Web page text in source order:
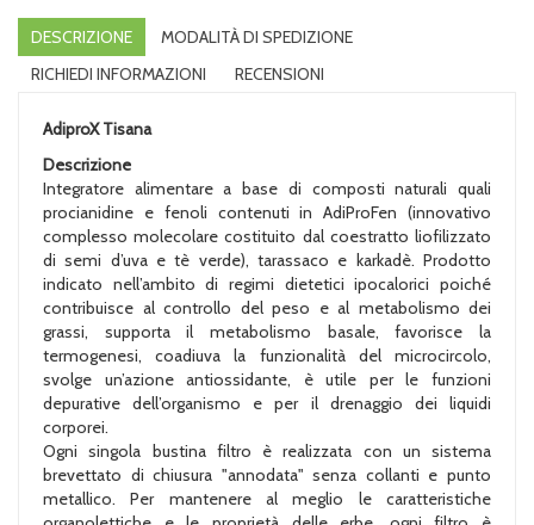
DESCRIZIONE
MODALITÀ DI SPEDIZIONE
RICHIEDI INFORMAZIONI
RECENSIONI
AdiproX Tisana
Descrizione
Integratore alimentare a base di composti naturali quali
procianidine e fenoli contenuti in AdiProFen (innovativo
complesso molecolare costituito dal coestratto liofilizzato
di semi d’uva e tè verde), tarassaco e karkadè. Prodotto
indicato nell’ambito di regimi dietetici ipocalorici poiché
contribuisce al controllo del peso e al metabolismo dei
grassi, supporta il metabolismo basale, favorisce la
termogenesi, coadiuva la funzionalità del microcircolo,
svolge un’azione antiossidante, è utile per le funzioni
depurative dell’organismo e per il drenaggio dei liquidi
corporei.
Ogni singola bustina filtro è realizzata con un sistema
brevettato di chiusura "annodata" senza collanti e punto
metallico. Per mantenere al meglio le caratteristiche